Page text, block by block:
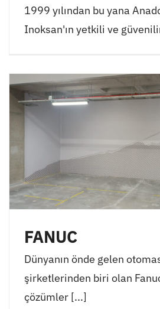
1999 yılından bu yana
Inoksan'ın yetkili ve
FANUC
Dünyanın önde gelen
şirketlerinden biri olan
çözümler [...]